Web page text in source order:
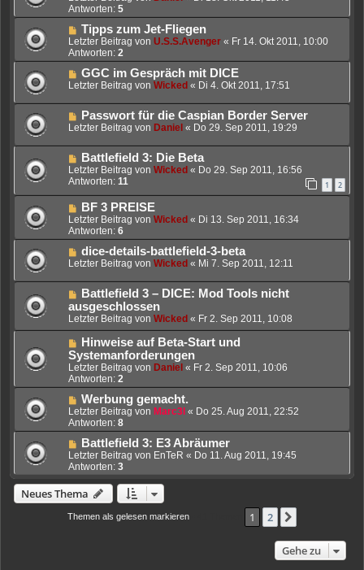
Antworten: 5
Tipps zum Jet-Fliegen
Letzter Beitrag von U.S.S.Avenger « Fr 14. Okt 2011, 10:00
Antworten: 2
GGC im Gespräch mit DICE
Letzter Beitrag von Wicked « Di 4. Okt 2011, 17:51
Passwort für die Caspian Border Server
Letzter Beitrag von Daniel « Do 29. Sep 2011, 19:29
Battlefield 3: Die Beta
Letzter Beitrag von Wicked « Do 29. Sep 2011, 16:56
Antworten: 11 1 2
BF 3 PREISE
Letzter Beitrag von Wicked « Di 13. Sep 2011, 16:34
Antworten: 6
dice-details-battlefield-3-beta
Letzter Beitrag von Wicked « Mi 7. Sep 2011, 12:11
Battlefield 3 – DICE: Mod Tools nicht
ausgeschlossen
Letzter Beitrag von Wicked « Fr 2. Sep 2011, 10:08
Hinweise auf Beta-Start und
Systemanforderungen
Letzter Beitrag von Daniel « Fr 2. Sep 2011, 10:06
Antworten: 2
Werbung gemacht.
Letzter Beitrag von Marc3l « Do 25. Aug 2011, 22:52
Antworten: 8
Battlefield 3: E3 Abräumer
Letzter Beitrag von EnTeR « Do 11. Aug 2011, 19:45
Antworten: 3
Neues Thema
Themen als gelesen markieren 1 2
Gehe zu